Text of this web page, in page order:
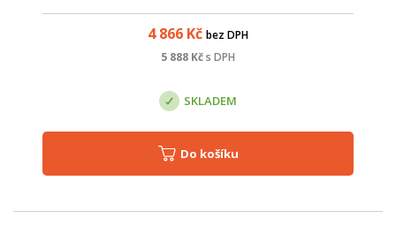
4 866 Kč bez DPH
5 888 Kčs DPH
SKLADEM
Do košíku